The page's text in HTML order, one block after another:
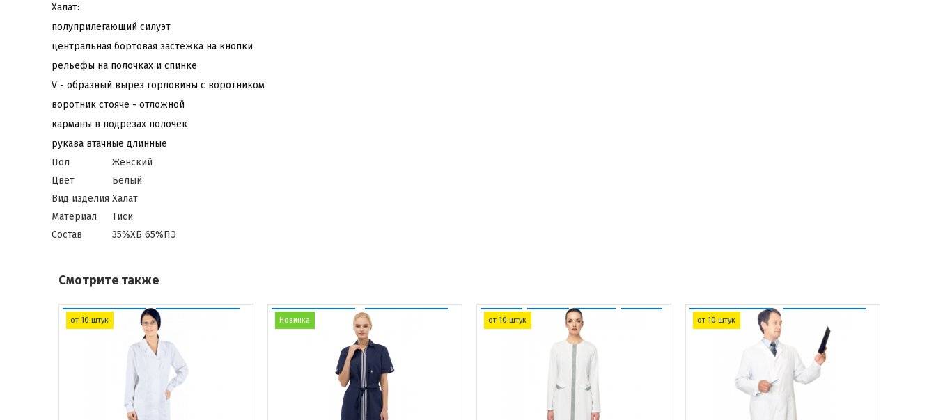
Халат:
полуприлегающий силуэт
центральная бортовая застёжка на кнопки
рельефы на полочках и спинке
V - образный вырез горловины с воротником
воротник стояче - отложной
карманы в подрезах полочек
рукава втачные длинные
Пол
Женский
Цвет
Белый
Вид изделия Халат
Материал
Тиси
Состав
35%ХБ 65%ПЭ
Смотрите также
от 10 штук Новинка от 10 штук от 10 штук